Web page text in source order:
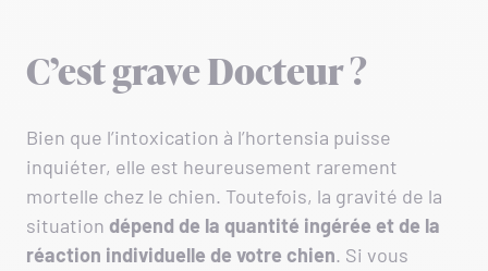
C’est grave Docteur ?
Bien que l’intoxication à l’hortensia puisse
inquiéter, elle est heureusement rarement
mortelle chez le chien. Toutefois, la gravité de la
situation dépend de la quantité ingérée et de la
réaction individuelle de votre chien. Si vous